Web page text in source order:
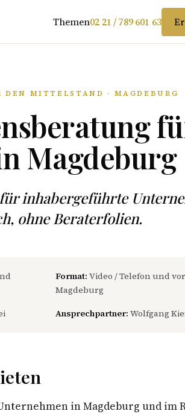
Themen02 21 / 789 601 63
MITTELSTAND · MAGDEBURG
Magdeburg
inhabergeführte
ohne Beraterfolien.
Format: Video / Telefon und
Magdeburg
Ansprechpartner: Wolfgang
in Magdeburg und im